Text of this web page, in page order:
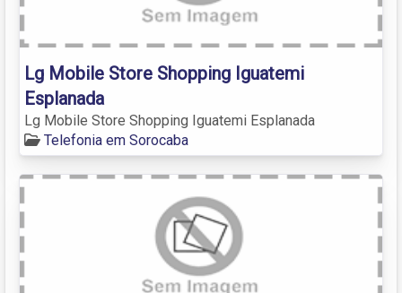
Lg Mobile Store Shopping Iguatemi
Esplanada
Lg Mobile Store Shopping Iguatemi Esplanada
Telefonia em Sorocaba